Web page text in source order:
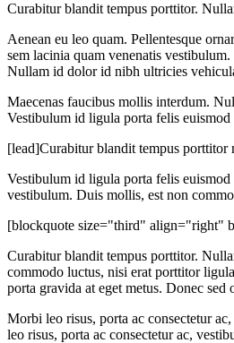
Curabitur blandit tempus porttitor.
Aenean eu leo quam. Pellentesque
sem lacinia quam venenatis
Nullam id dolor id nibh ultricies
Maecenas faucibus mollis interdum.
Vestibulum id ligula porta felis euismod
[lead]Curabitur blandit tempus
Vestibulum id ligula porta felis euismod
vestibulum. Duis mollis, est non
[blockquote size="third" align="right"
Curabitur blandit tempus porttitor.
commodo luctus, nisi erat porttitor
porta gravida at eget metus. Donec
Morbi leo risus, porta ac consectetur
leo risus, porta ac consectetur ac,